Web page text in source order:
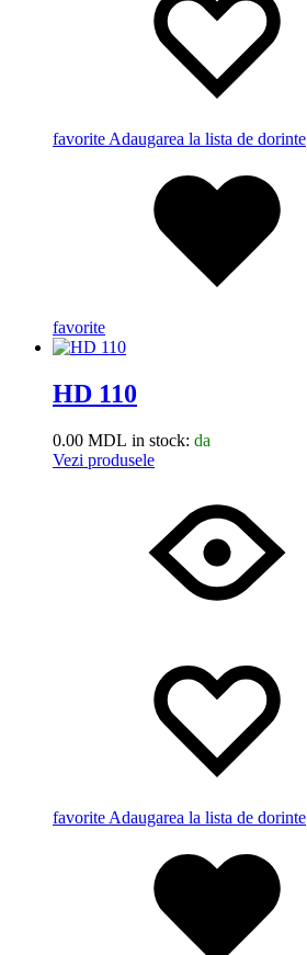
favorite Adaugarea la lista de dorinte
favorite
HD 110
0.00 MDL in stock: da
Vezi produsele
favorite Adaugarea la lista de dorinte